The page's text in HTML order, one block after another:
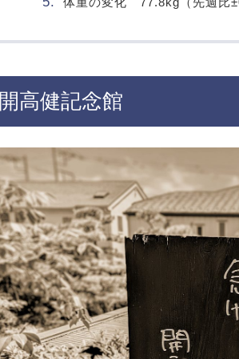
開高健記念館